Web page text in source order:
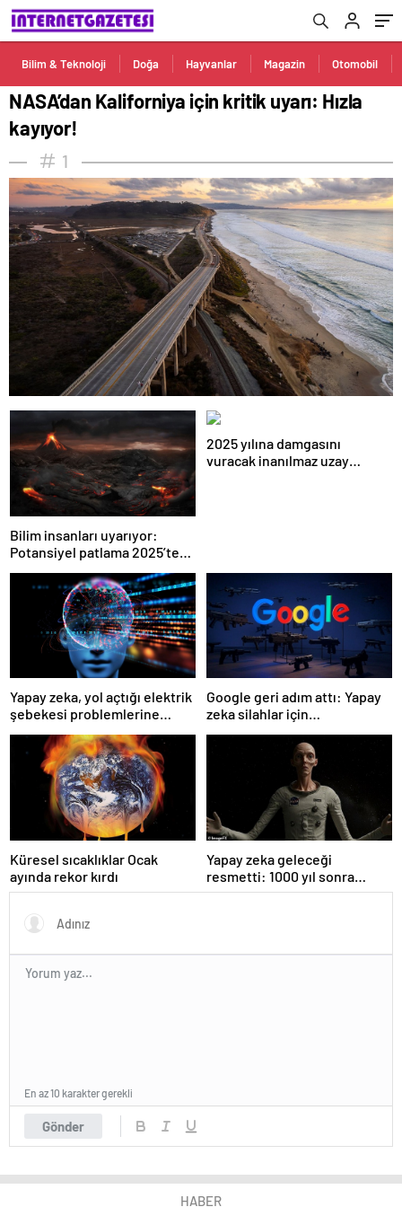
Bilim & Teknoloji Doğa Hayvanlar Magazin Otomobil
NASA’dan Kaliforniya için kritik uyarı: Hızla
kayıyor!
1
Bilim insanları uyarıyor:
Potansiyel patlama 2025’te
2025 yılına damgasını
vuracak inanılmaz uzay
Yapay zeka, yol açtığı elektrik
şebekesi problemlerine
çözüm bulabilir mi: Nvidia’ya
göre; evet
Google geri adım attı: Yapay
zeka silahlar için
kullanılabilecek
Küresel sıcaklıklar Ocak
ayında rekor kırdı
Yapay zeka geleceği
resmetti: 1000 yıl sonra
insanlar neye benzeyecek?
Gönder
En az 10 karakter gerekli
HABER